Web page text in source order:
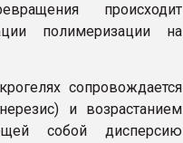
происходит
полимеризации на
сопровождается
и возрастанием
собой дисперсию